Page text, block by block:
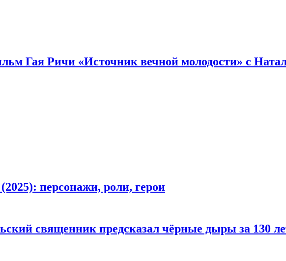
Гая Ричи «Источник вечной молодости» с
персонажи, роли, герои
священник предсказал чёрные дыры за 130